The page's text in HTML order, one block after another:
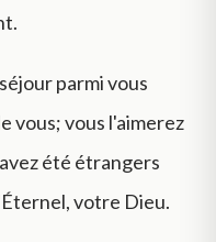
parmi vous
vous; vous l'aimerez
été étrangers
votre Dieu.